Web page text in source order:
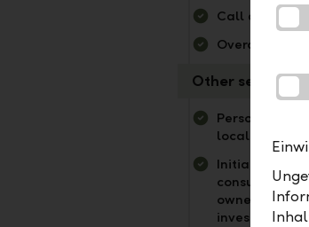
Call deposits
Overdraft limit
Other services
Personal
locally
Initial
consultation
owners, as
investment